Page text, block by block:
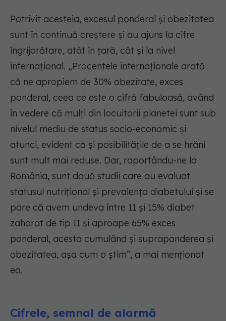
Potrivit acesteia, excesul ponderal și obezitatea
sunt în continuă creștere și au ajuns la cifre
îngrijorătare, atât în țară, cât și la nivel
internațional. „Procentele internaționale arată
că ne apropiem de 30% obezitate, exces
ponderal, ceea ce este o cifră fabuloasă, având
în vedere că mulți din locuitorii planetei sunt sub
nivelul mediu de status socio-economic și
atunci, evident că și posibilitățile de a se hrăni
sunt mult mai reduse. Dar, raportându-ne la
România, sunt două studii care au evaluat
statusul nutrițional și prevalența diabetului și se
pare că avem undeva între 11 și 15% diabet
zaharat de tip II și aproape 65% exces
ponderal, acesta cumulând și supraponderea și
obezitatea, așa cum o știm”, a mai menționat
ea.
Cifrele, semnal de alarmă